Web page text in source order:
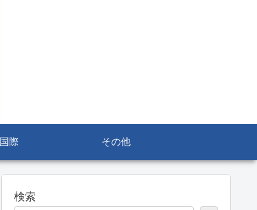
国際 その他
検索